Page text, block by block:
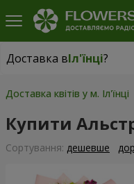
Доставка вІл'їнці?
Доставка вІл'їнці|
Доставка квітів у м. Іл'їнці
Купити
Сортування: дешевше